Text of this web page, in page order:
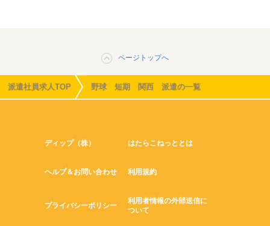
ページトップへ
派遣社員求人TOP 野球 短期 関西 派遣の一覧
ディップ（株） はたらこねっととは
ヘルプ＆お問い合わせ 利用規約
プライバシーポリシー
利用者情報の外部送信に
ついて